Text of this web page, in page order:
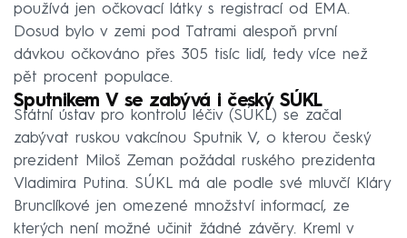
používá jen očkovací látky s registrací od EMA.
Dosud bylo v zemi pod Tatrami alespoň první
dávkou očkováno přes 305 tisíc lidí, tedy více než
pět procent populace.
Sputnikem V se zabývá i český SÚKL
Státní ústav pro kontrolu léčiv (SÚKL) se začal
zabývat ruskou vakcínou Sputnik V, o kterou český
prezident Miloš Zeman požádal ruského prezidenta
Vladimira Putina. SÚKL má ale podle své mluvčí Kláry
Brunclíkové jen omezené množství informací, ze
kterých není možné učinit žádné závěry. Kreml v